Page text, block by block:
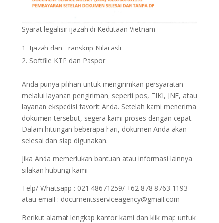
Syarat legalisir ijazah di Kedutaan Vietnam
Ijazah dan Transkrip Nilai asli
Softfile KTP dan Paspor
Anda punya pilihan untuk mengirimkan persyaratan
melalui layanan pengiriman, seperti pos, TIKI, JNE, atau
layanan ekspedisi favorit Anda. Setelah kami menerima
dokumen tersebut, segera kami proses dengan cepat.
Dalam hitungan beberapa hari, dokumen Anda akan
selesai dan siap digunakan.
Jika Anda memerlukan bantuan atau informasi lainnya
silakan hubungi kami.
Telp/ Whatsapp : 021 48671259/ +62 878 8763 1193
atau email : documentsserviceagency@gmail.com
Berikut alamat lengkap kantor kami dan klik map untuk